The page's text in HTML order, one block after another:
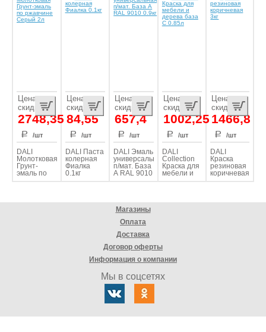
Цена со
скидкой
2748,35
/шт
DALI
Молотковая
Грунт-
эмаль по
Цена со
скидкой
84,55
/шт
DALI Паста
колерная
Фиалка
0.1кг
Цена со
скидкой
657,4
/шт
DALI Эмаль
универсальная
п/мат. База
А RAL 9010
Цена со
скидкой
1002,25
/шт
DALI
Collection
Краска для
мебели и
Цена со
скидкой
1466,8
/шт
DALI
Краска
резиновая
коричневая
Магазины
Оплата
Доставка
Договор оферты
Информация о компании
Мы в соцсетях